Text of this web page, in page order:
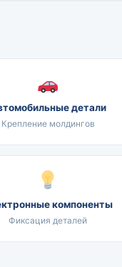
детали
Крепление молдингов
компоненты
Фиксация деталей